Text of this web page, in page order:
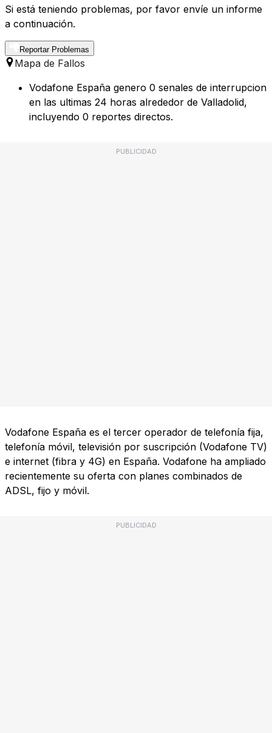
Si está teniendo problemas, por favor envíe un informe
a continuación.
Reportar Problemas
Mapa de Fallos
Vodafone España genero 0 senales de interrupcion
en las ultimas 24 horas alrededor de Valladolid,
incluyendo 0 reportes directos.
PUBLICIDAD
Vodafone España es el tercer operador de telefonía fija,
telefonía móvil, televisión por suscripción (Vodafone TV)
e internet (fibra y 4G) en España. Vodafone ha ampliado
recientemente su oferta con planes combinados de
ADSL, fijo y móvil.
PUBLICIDAD